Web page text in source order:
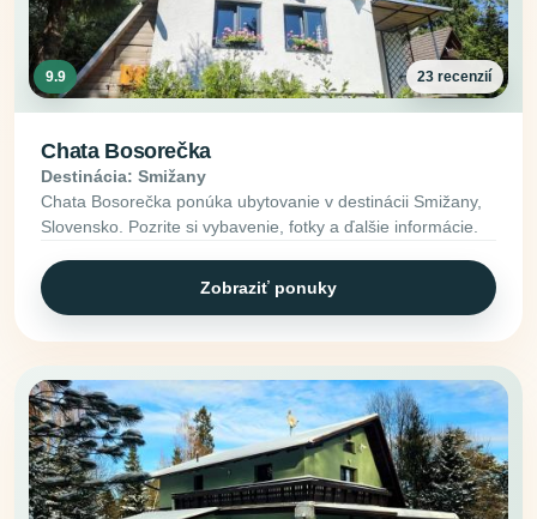
9.9 23 recenzií
Chata Bosorečka
Destinácia: Smižany
Chata Bosorečka ponúka ubytovanie v destinácii Smižany,
Slovensko. Pozrite si vybavenie, fotky a ďalšie informácie.
Zobraziť ponuky